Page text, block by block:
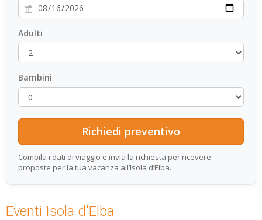
Adulti
Bambini
Compila i dati di viaggio e invia la richiesta per ricevere
proposte per la tua vacanza all’Isola d’Elba.
Eventi Isola d'Elba